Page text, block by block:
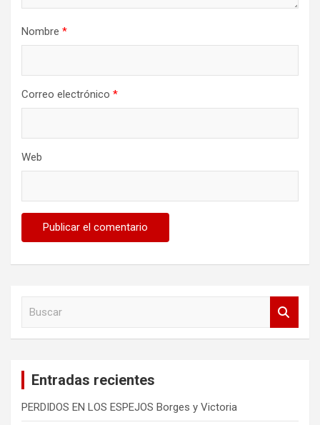
Nombre *
Correo electrónico *
Web
Entradas recientes
PERDIDOS EN LOS ESPEJOS Borges y Victoria